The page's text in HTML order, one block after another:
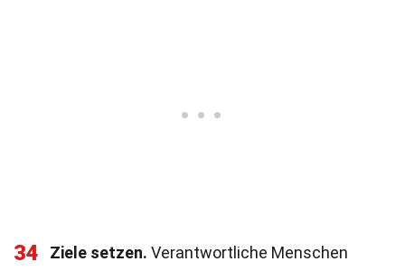
34 Ziele setzen. Verantwortliche Menschen